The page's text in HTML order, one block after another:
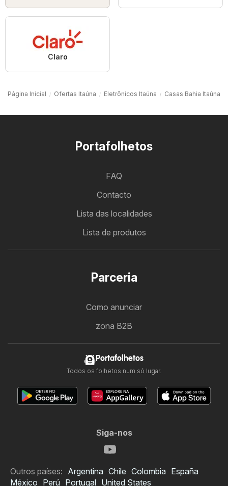
Claro
Página Inicial Ofertas Itaúna Eletrônicos Itaúna Casas Bahia Itaúna
Portafolhetos
FAQ
Contacto
Lista das localidades
Lista de produtos
Parceria
Como anunciar
zona B2B
Portafolhetos
Todos os folhetos num só lugar.
Siga-nos
Outros países: Argentina Chile Colombia España
México Perú Portugal United States